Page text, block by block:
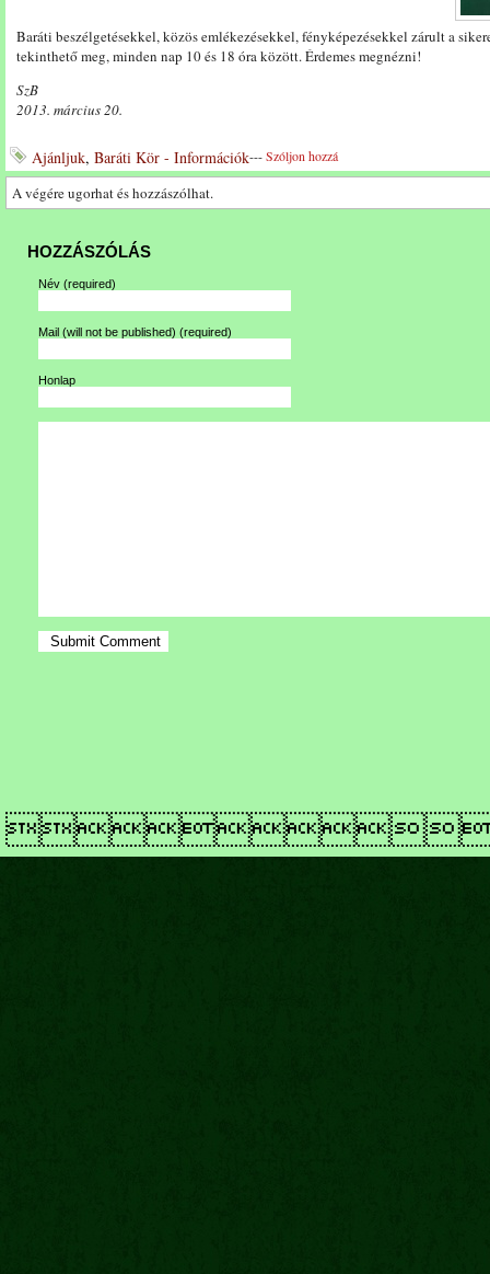
Baráti beszélgetésekkel, közös emlékezésekkel, fényképezésekkel zárult a
tekinthető meg, minden nap 10 és 18 óra között. Érdemes megnézni!
SzB
2013. március 20.
Ajánljuk, Baráti Kör - Információk---Szóljon hozzá
A végére ugorhat és hozzászólhat.
HOZZÁSZÓLÁS
Név (required)
Mail (will not be published) (required)
Honlap